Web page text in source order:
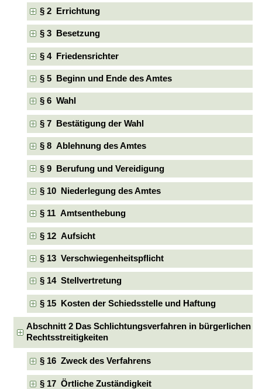
§ 2 Errichtung
§ 3 Besetzung
§ 4 Friedensrichter
§ 5 Beginn und Ende des Amtes
§ 6 Wahl
§ 7 Bestätigung der Wahl
§ 8 Ablehnung des Amtes
§ 9 Berufung und Vereidigung
§ 10 Niederlegung des Amtes
§ 11 Amtsenthebung
§ 12 Aufsicht
§ 13 Verschwiegenheitspflicht
§ 14 Stellvertretung
§ 15 Kosten der Schiedsstelle und Haftung
Abschnitt 2 Das Schlichtungsverfahren in bürgerlichen
Rechtsstreitigkeiten
§ 16 Zweck des Verfahrens
§ 17 Örtliche Zuständigkeit